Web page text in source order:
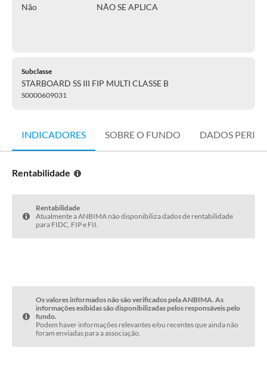
Não NÃO SE APLICA
Subclasse
STARBOARD SS III FIP MULTI CLASSE B
S0000609031
INDICADORES SOBRE O FUNDO DADOS
Rentabilidade
Rentabilidade
Atualmente a ANBIMA não disponibiliza dados de rentabilidade
para FIDC, FIP e FII.
Os valores informados não são verificados pela ANBIMA. As
informações exibidas são disponibilizadas pelos responsáveis pelo
fundo.
Podem haver informações relevantes e/ou recentes que ainda não
foram enviadas para a associação.